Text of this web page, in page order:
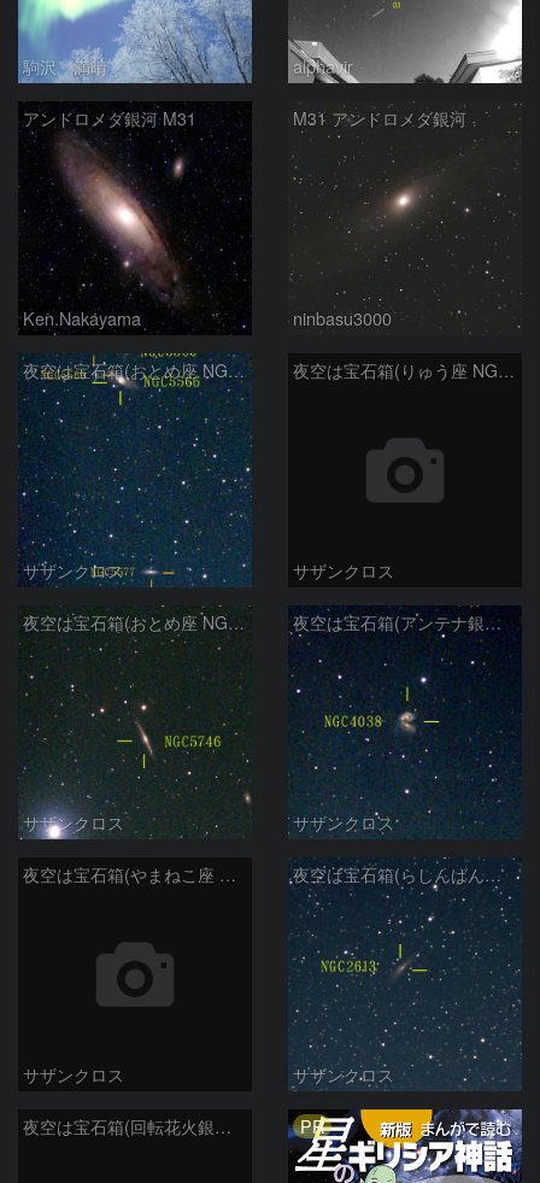
駒沢 満晴 alphavir
アンドロメダ銀河 M31
Ken.Nakayama
M31 アンドロメダ銀河
ninbasu3000
夜空は宝石箱(おとめ座 NGC5566) Seestar50
サザンクロス
夜空は宝石箱(りゅう座 NGC6503) Seestar50
サザンクロス
夜空は宝石箱(おとめ座 NGC5746) Seestar50
サザンクロス
夜空は宝石箱(アンテナ銀河 NGC4038) Seestar50
サザンクロス
夜空は宝石箱(やまねこ座 NGC2683) Seestar50
サザンクロス
夜空は宝石箱(らしんばん座 NGC2613) Seestar50
サザンクロス
夜空は宝石箱(回転花火銀河 M101) Seestar50 PR